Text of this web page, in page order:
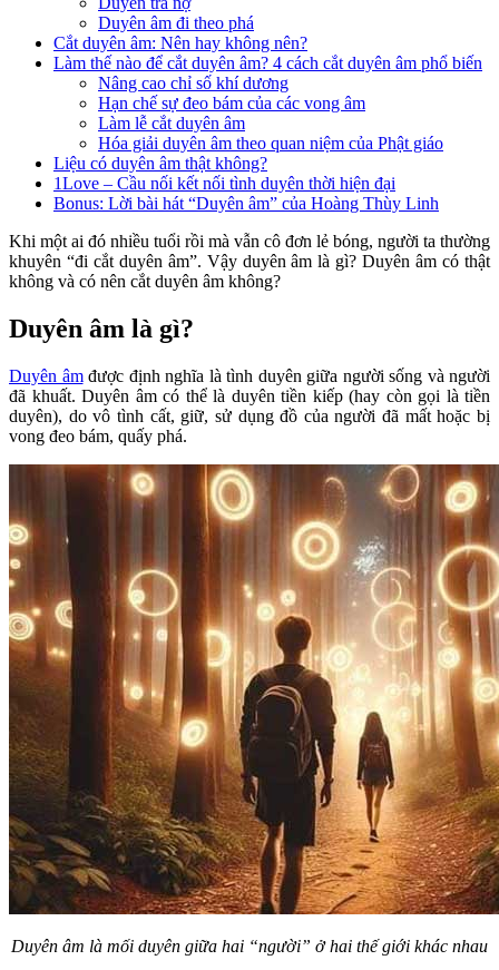
Duyên âm đi theo phá
Cắt duyên âm: Nên hay không nên?
Làm thế nào để cắt duyên âm? 4 cách cắt duyên âm phổ biến
Nâng cao chỉ số khí dương
Hạn chế sự đeo bám của các vong âm
Làm lễ cắt duyên âm
Hóa giải duyên âm theo quan niệm của Phật giáo
Liệu có duyên âm thật không?
1Love – Cầu nối kết nối tình duyên thời hiện đại
Bonus: Lời bài hát “Duyên âm” của Hoàng Thùy Linh
Khi một ai đó nhiều tuổi rồi mà vẫn cô đơn lẻ bóng, người ta thường
khuyên “đi cắt duyên âm”. Vậy duyên âm là gì? Duyên âm có thật
không và có nên cắt duyên âm không?
Duyên âm là gì?
Duyên âmđược định nghĩa là tình duyên giữa người sống và người
đã khuất. Duyên âm có thể là duyên tiền kiếp (hay còn gọi là tiền
duyên), do vô tình cất, giữ, sử dụng đồ của người đã mất hoặc bị
vong đeo bám, quấy phá.
Duyên âm là mối duyên giữa hai “người” ở hai thế giới khác nhau